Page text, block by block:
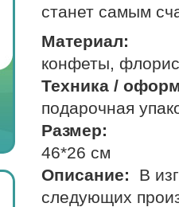
станет самым
Материал:
конфеты,
Техника /
подарочная
Размер:
46*26 см
Описание:
В
следующих